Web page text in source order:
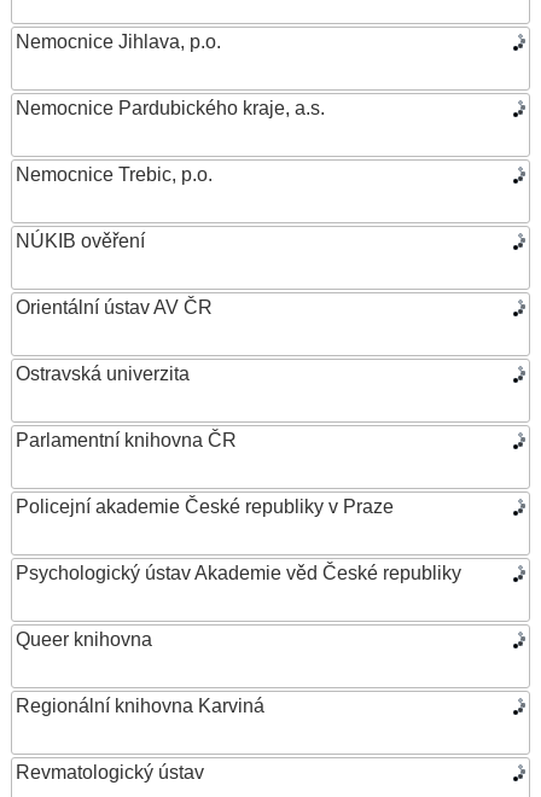
Nemocnice Jihlava, p.o.
Nemocnice Pardubického kraje, a.s.
Nemocnice Trebic, p.o.
NÚKIB ověření
Orientální ústav AV ČR
Ostravská univerzita
Parlamentní knihovna ČR
Policejní akademie České republiky v Praze
Psychologický ústav Akademie věd České republiky
Queer knihovna
Regionální knihovna Karviná
Revmatologický ústav